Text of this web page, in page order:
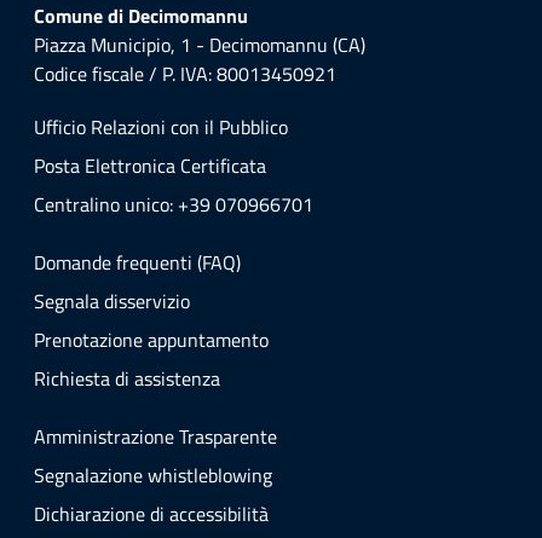
Comune di Decimomannu
Piazza Municipio, 1 - Decimomannu (CA)
Codice fiscale / P. IVA: 80013450921
Ufficio Relazioni con il Pubblico
Posta Elettronica Certificata
Centralino unico: +39 070966701
Domande frequenti (FAQ)
Segnala disservizio
Prenotazione appuntamento
Richiesta di assistenza
Amministrazione Trasparente
Segnalazione whistleblowing
Dichiarazione di accessibilità